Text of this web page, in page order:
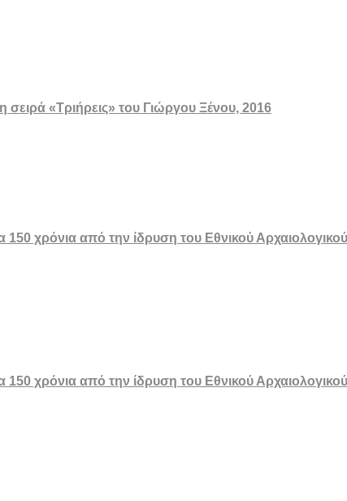
«Τριήρεις» του Γιώργου Ξένου, 2016
150 χρόνια από την ίδρυση του Εθνικού
150 χρόνια από την ίδρυση του Εθνικού